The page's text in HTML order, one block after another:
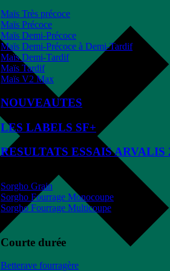
Maïs Très précoce
Maïs Précoce
Maïs Demi-Précoce
Maïs Demi-Précoce à Demi-Tardif
Maïs Demi-Tardif
Maïs Tardif
Maïs V2 Max
NOUVEAUTES
LES LABELS SF+
RESULTATS ESSAIS ARVALIS
Sorgho Grain
Sorgho Fourrage Monocoupe
Sorgho Fourrage Multicoupe
Courte durée
Betterave fourragère